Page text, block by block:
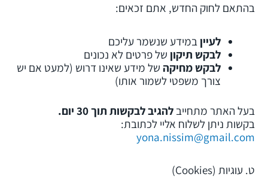
בהתאם לחוק החדש, אתם זכאים:
לעיין במידע שנשמר עליכם
לבקש תיקון של פרטים לא נכונים
לבקש מחיקה של מידע שאינו דרוש (למעט אם יש
צורך משפטי לשמור אותו)
בעל האתר מתחייבלהגיב לבקשות תוך 30 יום
.
בקשות ניתן לשלוח אליי לכתובת:
yona.nissim@gmail.com
ט. עוגיות (Cookies)